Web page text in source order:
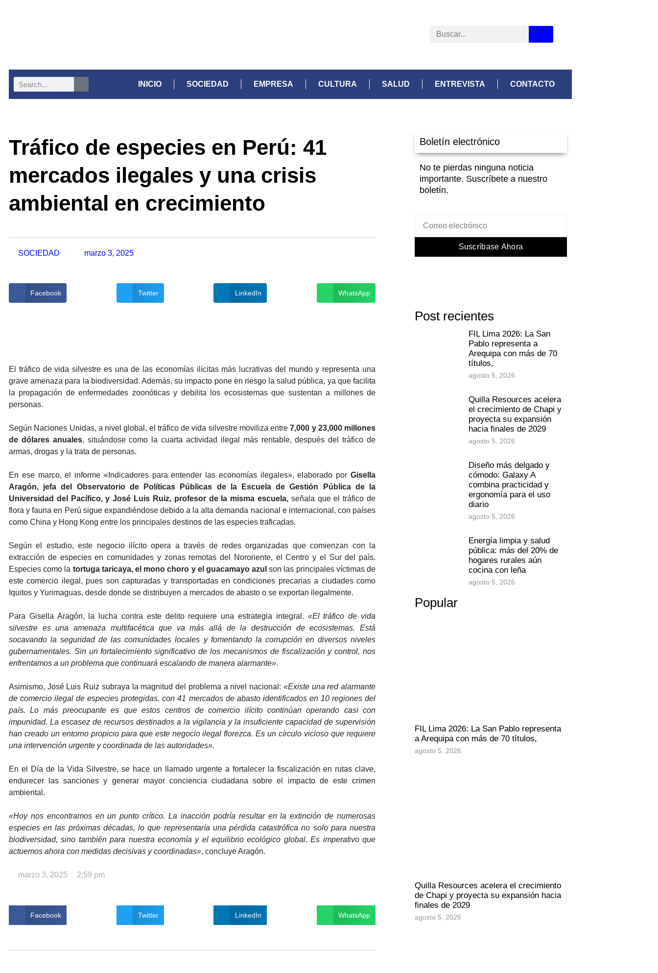
INICIO SOCIEDAD EMPRESA CULTURA SALUD ENTREVISTA CONTACTO
Tráfico de especies en Perú: 41
mercados ilegales y una crisis
ambiental en crecimiento
SOCIEDAD marzo 3, 2025
Facebook Twitter LinkedIn WhatsApp
El tráfico de vida silvestre es una de las economías ilícitas más lucrativas del mundo y representa una
grave amenaza para la biodiversidad. Además, su impacto pone en riesgo la salud pública, ya que facilita
la propagación de enfermedades zoonóticas y debilita los ecosistemas que sustentan a millones de
personas.
Según Naciones Unidas, a nivel global, el tráfico de vida silvestre moviliza entre7,000 y 23,000 millones
de dólares anuales, situándose como la cuarta actividad ilegal más rentable, después del tráfico de
armas, drogas y la trata de personas.
En ese marco, el informe «Indicadores para entender las economías ilegales», elaborado por Gisella
Aragón, jefa del Observatorio de Políticas Públicas de la Escuela de Gestión Pública de la
Universidad del Pacífico, y José Luis Ruiz, profesor de la misma escuela,señala que el tráfico de
flora y fauna en Perú sigue expandiéndose debido a la alta demanda nacional e internacional, con países
como China y Hong Kong entre los principales destinos de las especies traficadas.
Según el estudio, este negocio ilícito opera a través de redes organizadas que comienzan con la
extracción de especies en comunidades y zonas remotas del Nororiente, el Centro y el Sur del país.
Especies como la tortuga taricaya, el mono choro y el guacamayo azul son las principales víctimas de
este comercio ilegal, pues son capturadas y transportadas en condiciones precarias a ciudades como
Iquitos y Yurimaguas, desde donde se distribuyen a mercados de abasto o se exportan ilegalmente.
Para Gisella Aragón, la lucha contra este delito requiere una estrategia integral. «El tráfico de vida
silvestre es una amenaza multifacética que va más allá de la destrucción de ecosistemas. Está
socavando la seguridad de las comunidades locales y fomentando la corrupción en diversos niveles
gubernamentales. Sin un fortalecimiento significativo de los mecanismos de fiscalización y control, nos
enfrentamos a un problema que continuará escalando de manera alarmante».
Asimismo, José Luis Ruiz subraya la magnitud del problema a nivel nacional: «Existe una red alarmante
de comercio ilegal de especies protegidas, con 41 mercados de abasto identificados en 10 regiones del
país. Lo más preocupante es que estos centros de comercio ilícito continúan operando casi con
impunidad. La escasez de recursos destinados a la vigilancia y la insuficiente capacidad de supervisión
han creado un entorno propicio para que este negocio ilegal florezca. Es un círculo vicioso que requiere
una intervención urgente y coordinada de las autoridades».
En el Día de la Vida Silvestre, se hace un llamado urgente a fortalecer la fiscalización en rutas clave,
endurecer las sanciones y generar mayor conciencia ciudadana sobre el impacto de este crimen
ambiental.
«Hoy nos encontramos en un punto crítico. La inacción podría resultar en la extinción de numerosas
especies en las próximas décadas, lo que representaría una pérdida catastrófica no solo para nuestra
biodiversidad, sino también para nuestra economía y el equilibrio ecológico global. Es imperativo que
actuemos ahora con medidas decisivas y coordinadas», concluye Aragón.
marzo 3, 2025 2:59 pm
Facebook Twitter LinkedIn WhatsApp
Boletín electrónico
No te pierdas ninguna noticia
importante. Suscríbete a nuestro
boletín.
Suscríbase Ahora
Post recientes
FIL Lima 2026: La San
Pablo representa a
Arequipa con más de 70
títulos,
agosto 5, 2026
Quilla Resources acelera
el crecimiento de Chapi y
proyecta su expansión
hacia finales de 2029
agosto 5, 2026
Diseño más delgado y
cómodo: Galaxy A
combina practicidad y
ergonomía para el uso
diario
agosto 5, 2026
Energía limpia y salud
pública: más del 20% de
hogares rurales aún
cocina con leña
agosto 5, 2026
Popular
FIL Lima 2026: La San Pablo representa
a Arequipa con más de 70 títulos,
agosto 5, 2026
Quilla Resources acelera el crecimiento
de Chapi y proyecta su expansión hacia
finales de 2029
agosto 5, 2026